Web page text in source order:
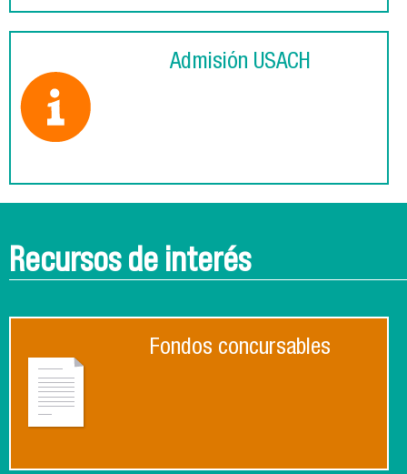
Admisión USACH
Recursos de interés
Fondos concursables